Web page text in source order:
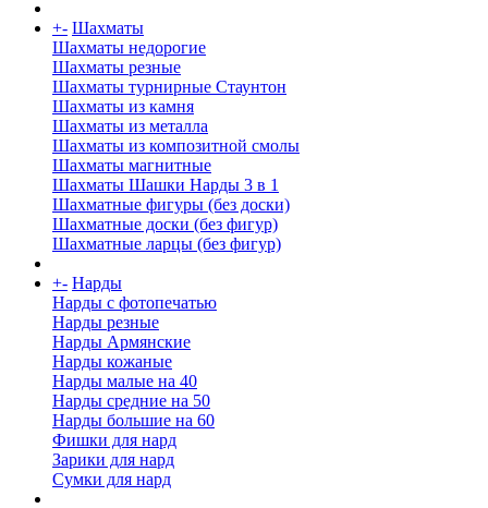
+- Шахматы
Шахматы недорогие
Шахматы резные
Шахматы турнирные Стаунтон
Шахматы из камня
Шахматы из металла
Шахматы из композитной смолы
Шахматы магнитные
Шахматы Шашки Нарды 3 в 1
Шахматные фигуры (без доски)
Шахматные доски (без фигур)
Шахматные ларцы (без фигур)
+- Нарды
Нарды с фотопечатью
Нарды резные
Нарды Армянские
Нарды кожаные
Нарды малые на 40
Нарды средние на 50
Нарды большие на 60
Фишки для нард
Зарики для нард
Сумки для нард